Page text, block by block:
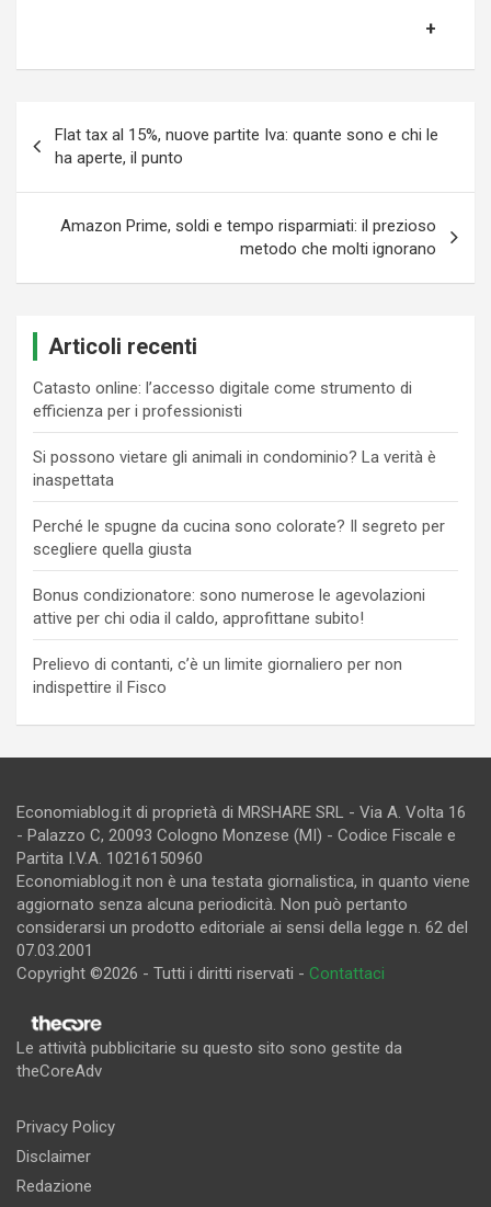
articoli
Flat tax al 15%, nuove partite Iva: quante sono e chi le
ha aperte, il punto
Amazon Prime, soldi e tempo risparmiati: il prezioso
metodo che molti ignorano
Articoli recenti
Catasto online: l’accesso digitale come strumento di
efficienza per i professionisti
Si possono vietare gli animali in condominio? La verità è
inaspettata
Perché le spugne da cucina sono colorate? Il segreto per
scegliere quella giusta
Bonus condizionatore: sono numerose le agevolazioni
attive per chi odia il caldo, approfittane subito!
Prelievo di contanti, c’è un limite giornaliero per non
indispettire il Fisco
Economiablog.it di proprietà di MRSHARE SRL - Via A. Volta 16
- Palazzo C, 20093 Cologno Monzese (MI) - Codice Fiscale e
Partita I.V.A. 10216150960
Economiablog.it non è una testata giornalistica, in quanto viene
aggiornato senza alcuna periodicità. Non può pertanto
considerarsi un prodotto editoriale ai sensi della legge n. 62 del
07.03.2001
Copyright ©2026 - Tutti i diritti riservati - Contattaci
Le attività pubblicitarie su questo sito sono gestite da
theCoreAdv
Privacy Policy
Disclaimer
Redazione